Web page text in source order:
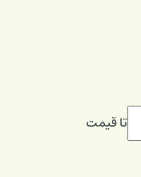
تا قیمت